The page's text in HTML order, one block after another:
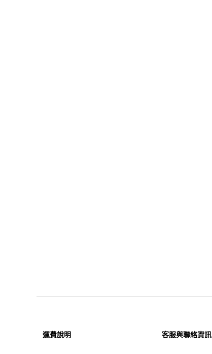
運費說明 客服與聯絡資訊